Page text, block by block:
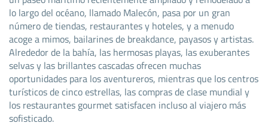
lo largo del océano, llamado Malecón, pasa por un gran
número de tiendas, restaurantes y hoteles, y a menudo
acoge a mimos, bailarines de breakdance, payasos y artistas.
Alrededor de la bahía, las hermosas playas, las exuberantes
selvas y las brillantes cascadas ofrecen muchas
oportunidades para los aventureros, mientras que los centros
turísticos de cinco estrellas, las compras de clase mundial y
los restaurantes gourmet satisfacen incluso al viajero más
sofisticado.